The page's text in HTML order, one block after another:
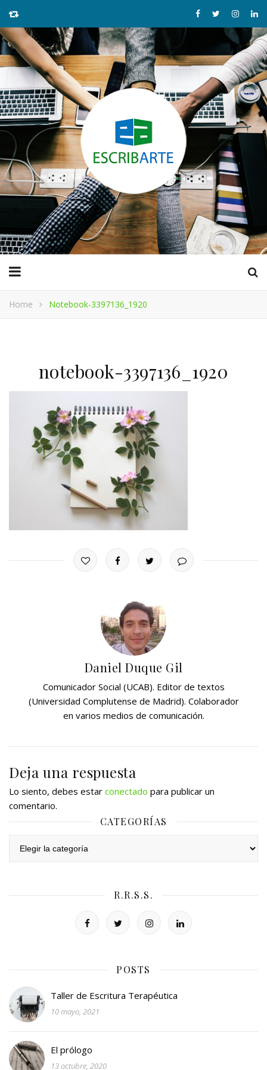
Home Notebook-3397136_1920
notebook-3397136_1920
Daniel Duque Gil
Comunicador Social (UCAB). Editor de textos
(Universidad Complutense de Madrid). Colaborador
en varios medios de comunicación.
Deja una respuesta
Lo siento, debes estar conectado para publicar un
comentario.
CATEGORÍAS
R.R.S.S.
POSTS
Taller de Escritura Terapéutica
10 mayo, 2021
El prólogo
13 octubre, 2020